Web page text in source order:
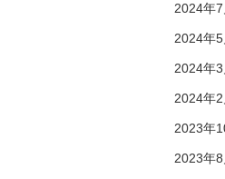
2024年
2024年
2024年
2024年
2023年
2023年